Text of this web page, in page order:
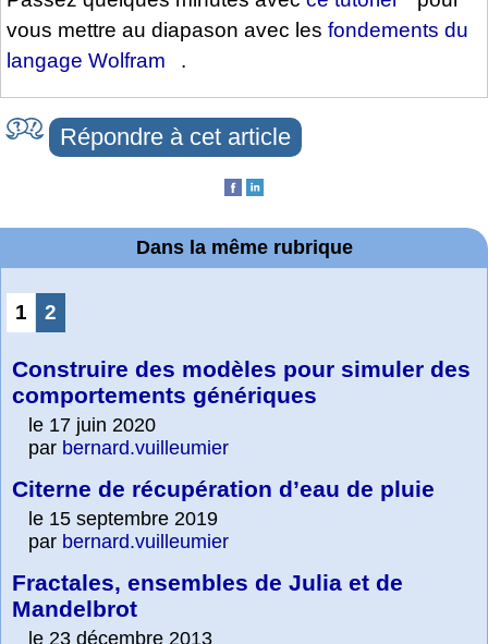
vous mettre au diapason avec les fondements du
langage Wolfram
.
Répondre à cet article
Dans la même rubrique
1 2
Construire des modèles pour simuler des
comportements génériques
le 17 juin 2020
par bernard.vuilleumier
Citerne de récupération d’eau de pluie
le 15 septembre 2019
par bernard.vuilleumier
Fractales, ensembles de Julia et de
Mandelbrot
le 23 décembre 2013